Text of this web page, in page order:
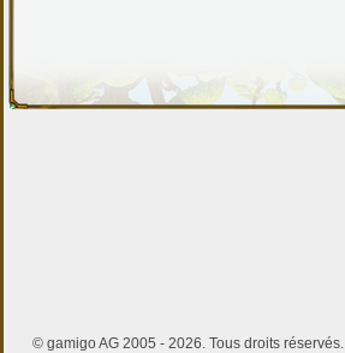
© gamigo AG 2005 - 2026. Tous droits réservés.